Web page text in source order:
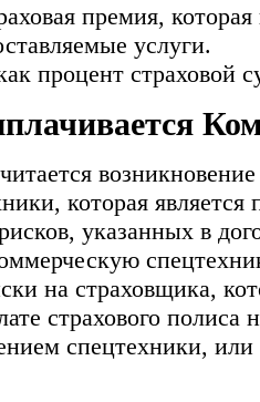
премия,
услуги.
процент страховой
которая является
указанных в
на страховщика,
страхового
спецтехники,